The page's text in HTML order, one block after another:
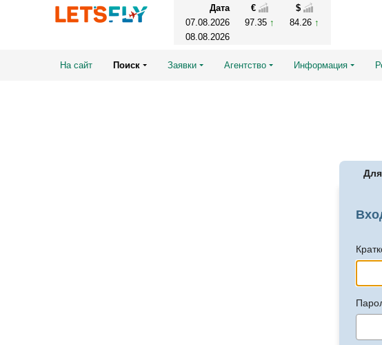
Дата €
$
07.08.2026
97.35
84.26
08.08.2026
На сайт Поиск Заявки Агентство Информация
Для